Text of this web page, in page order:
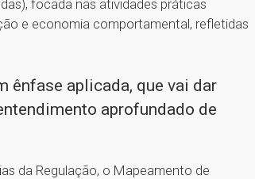
focada nas atividades práticas
e economia comportamental, refletidas
ênfase aplicada, que vai dar
aprofundado de
da Regulação, o Mapeamento de